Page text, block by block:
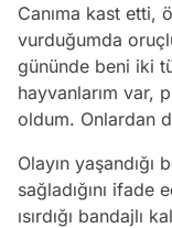
Canıma kast etti,
vurduğumda
gününde beni iki
hayvanlarım var,
oldum. Onlardan
Olayın
sağladığını
ısırdığı bandajlı